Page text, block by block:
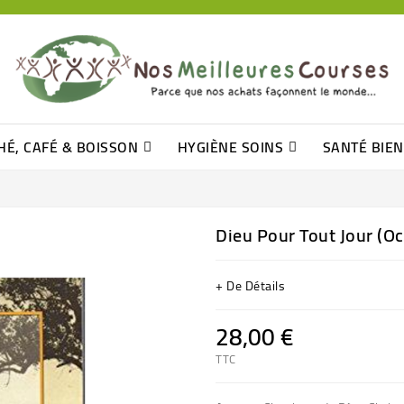
CAFÉ & BOISSON HYGIÈNE SOINS SANTÉ
Dieu Pour Tout Jour
+ De Détails
28,00 €
TTC